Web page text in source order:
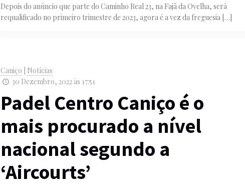
Depois do anúncio que parte do Caminho Real 23, na Fajã da Ovelha, será
requalificado no primeiro trimestre de 2023, agora é a vez da freguesia […]
Caniço
Notícias
30 Dezembro, 2022 às 17:51
Padel Centro Caniço é o
mais procurado a nível
nacional segundo a
‘Aircourts’